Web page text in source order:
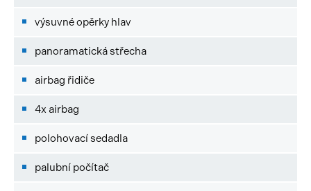
výsuvné opěrky hlav
panoramatická střecha
airbag řidiče
4x airbag
polohovací sedadla
palubní počítač